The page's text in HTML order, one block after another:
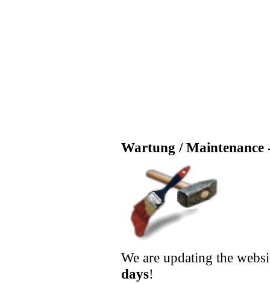
Wartung / Maintenance
We are updating the
days!